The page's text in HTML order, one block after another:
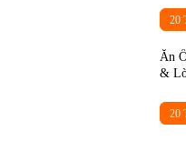
20
Ăn
&
20